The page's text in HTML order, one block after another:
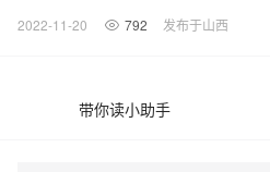
2022-11-20 792 发布于山西
带你读小助手